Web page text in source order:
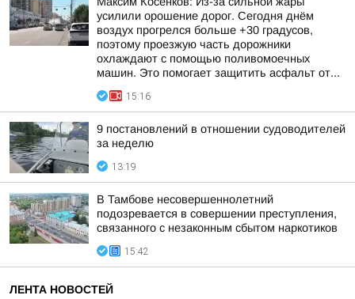
усилили орошение дорог. Сегодня днём
воздух прогрелся больше +30 градусов,
поэтому проезжую часть дорожники
охлаждают с помощью поливомоечных
машин. Это помогает защитить асфальт от...
15:16
9 постановлений в отношении судоводителей
за неделю
13:19
В Тамбове несовершеннолетний
подозревается в совершении преступления,
связанного с незаконным сбытом наркотиков
15:42
ЛЕНТА НОВОСТЕЙ